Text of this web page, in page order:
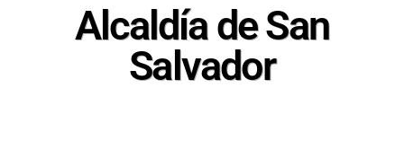
Alcaldía de San
Salvador